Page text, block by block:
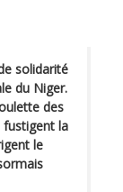
solidarité
du Niger.
des
fustigent la
le